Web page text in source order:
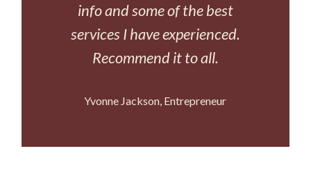
info and some of the best
services I have experienced.
Recommend it to all.
Yvonne Jackson Entrepreneur